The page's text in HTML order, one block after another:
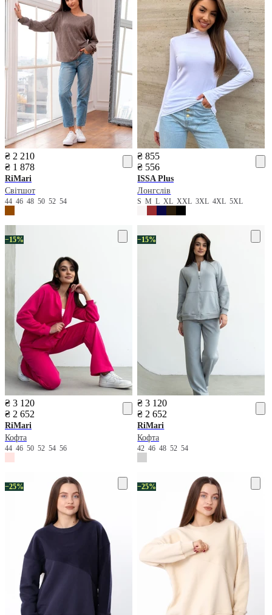
₴ 2 210
₴ 1 878
RiMari
Світшот
44 46 48 50 52 54
₴ 855
₴ 556
ISSA Plus
Лонгслів
SMLXLXXL3XL4XL5XL
−15%
₴ 3 120
₴ 2 652
RiMari
Кофта
44 46 50 52 54 56
−15%
₴ 3 120
₴ 2 652
RiMari
Кофта
4246485254
−25% −25%